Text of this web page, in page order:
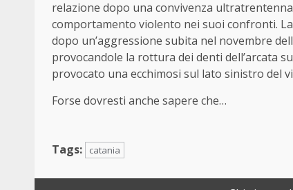
relazione dopo una convivenza
comportamento violento nei suoi confronti.
dopo un’aggressione subita nel novembre
provocandole la rottura dei denti dell’arcata
provocato una ecchimosi sul lato sinistro del
Forse dovresti anche sapere che…
Tags: catania